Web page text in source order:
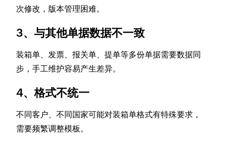
次修改，版本管理困难。
3、与其他单据数据不一致
装箱单、发票、报关单、提单等多份单据需要数据同
步，手工维护容易产生差异。
4、格式不统一
不同客户、不同国家可能对装箱单格式有特殊要求，
需要频繁调整模板。